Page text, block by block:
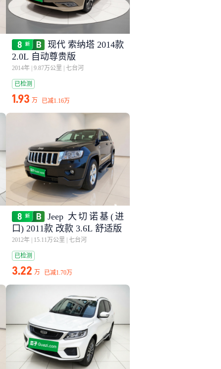
现代 索纳塔 2014款
2.0L 自动尊贵版
2014年 9.87万公里 七台河
已检测
1.93 万 已减1.16万
Jeep 大切诺基(进
口) 2011款 改款 3.6L 舒适版
2012年 15.11万公里 七台河
已检测
3.22 万 已减1.70万